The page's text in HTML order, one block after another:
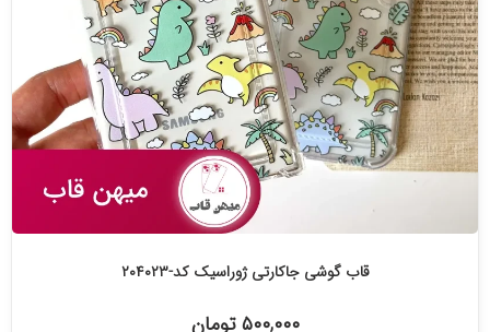
قاب گوشی جاکارتی ژوراسیک کد-۲۰۴۰۲۳
۵۰۰,۰۰۰ تومان